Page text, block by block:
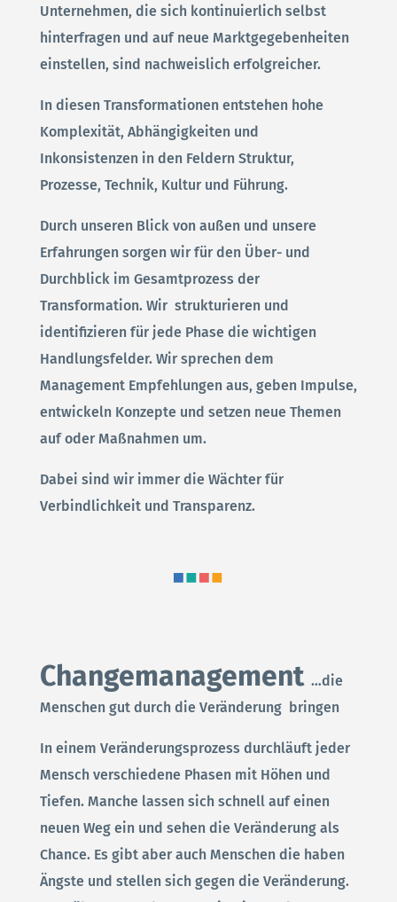
Unternehmen, die sich kontinuierlich selbst
hinterfragen und auf neue Marktgegebenheiten
einstellen, sind nachweislich erfolgreicher.
In diesen Transformationen entstehen hohe
Komplexität, Abhängigkeiten und
Inkonsistenzen in den Feldern Struktur,
Prozesse, Technik, Kultur und Führung.
Durch unseren Blick von außen und unsere
Erfahrungen sorgen wir für den Über- und
Durchblick im Gesamtprozess der
Transformation. Wir strukturieren und
identifizieren für jede Phase die wichtigen
Handlungsfelder. Wir sprechen dem
Management Empfehlungen aus, geben Impulse,
entwickeln Konzepte und setzen neue Themen
auf oder Maßnahmen um.
Dabei sind wir immer die Wächter für
Verbindlichkeit und Transparenz.
Changemanagement …die
Menschen gut durch die Veränderung bringen
In einem Veränderungsprozess durchläuft jeder
Mensch verschiedene Phasen mit Höhen und
Tiefen. Manche lassen sich schnell auf einen
neuen Weg ein und sehen die Veränderung als
Chance. Es gibt aber auch Menschen die haben
Ängste und stellen sich gegen die Veränderung.